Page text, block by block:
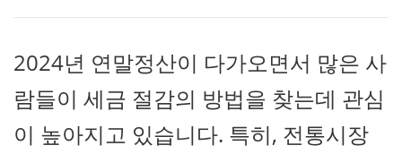
2024년 연말정산이 다가오면서 많은 사
람들이 세금 절감의 방법을 찾는데 관심
이 높아지고 있습니다. 특히, 전통시장